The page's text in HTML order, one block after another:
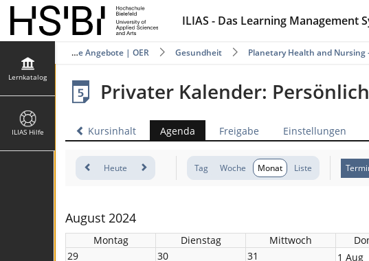
ILIAS - Das Learning Management
Lernkatalog
ILIAS Hilfe
Offene Angebote | OER Gesundheit Planetary Health and
Privater Kalender:
Kursinhalt Agenda Freigabe Einstellungen
Heute Tag Woche Monat Liste
August 2024
Montag Dienstag Mittwoch
29
30 31 1 Aug